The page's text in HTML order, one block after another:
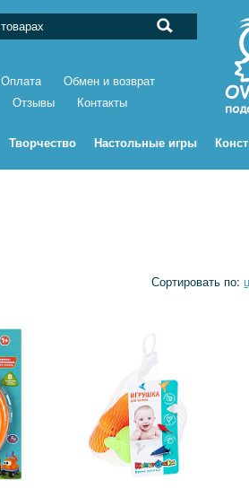
Оплата
Обмен и возврат
Отзывы Контакты
Творчество Настольные игры
Сортировать по: